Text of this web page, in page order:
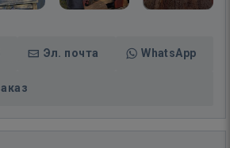
Эл. почта WhatsApp